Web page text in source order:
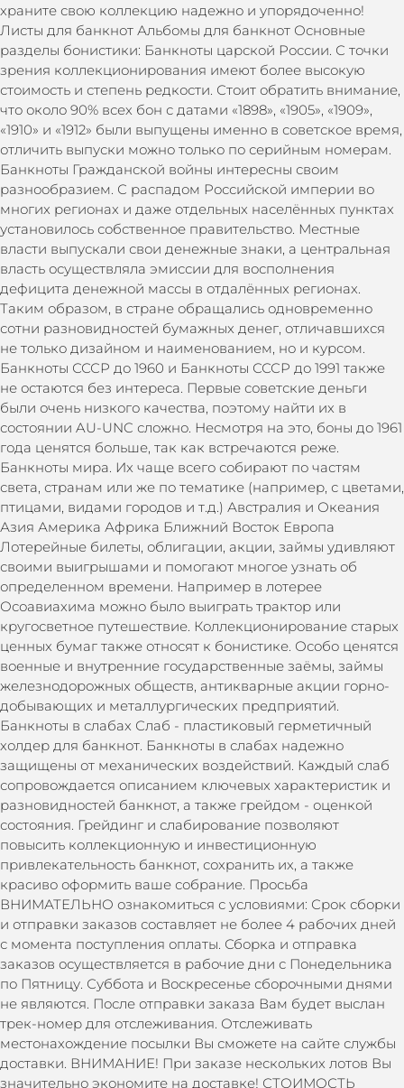
храните свою коллекцию надежно и упорядоченно!
Листы для банкнот Альбомы для банкнот Основные
разделы бонистики: Банкноты царской России. С точки
зрения коллекционирования имеют более высокую
стоимость и степень редкости. Стоит обратить внимание,
что около 90% всех бон с датами «1898», «1905», «1909»,
«1910» и «1912» были выпущены именно в советское время,
отличить выпуски можно только по серийным номерам.
Банкноты Гражданской войны интересны своим
разнообразием. С распадом Российской империи во
многих регионах и даже отдельных населённых пунктах
установилось собственное правительство. Местные
власти выпускали свои денежные знаки, а центральная
власть осуществляла эмиссии для восполнения
дефицита денежной массы в отдалённых регионах.
Таким образом, в стране обращались одновременно
сотни разновидностей бумажных денег, отличавшихся
не только дизайном и наименованием, но и курсом.
Банкноты СССР до 1960 и Банкноты СССР до 1991 также
не остаются без интереса. Первые советские деньги
были очень низкого качества, поэтому найти их в
состоянии AU-UNC сложно. Несмотря на это, боны до 1961
года ценятся больше, так как встречаются реже.
Банкноты мира. Их чаще всего собирают по частям
света, странам или же по тематике (например, с цветами,
птицами, видами городов и т.д.) Австралия и Океания
Азия Америка Африка Ближний Восток Европа
Лотерейные билеты, облигации, акции, займы удивляют
своими выигрышами и помогают многое узнать об
определенном времени. Например в лотерее
Осоавиахима можно было выиграть трактор или
кругосветное путешествие. Коллекционирование старых
ценных бумаг также относят к бонистике. Особо ценятся
военные и внутренние государственные заёмы, займы
железнодорожных обществ, антикварные акции горно-
добывающих и металлургических предприятий.
Банкноты в слабах Слаб - пластиковый герметичный
холдер для банкнот. Банкноты в слабах надежно
защищены от механических воздействий. Каждый слаб
сопровождается описанием ключевых характеристик и
разновидностей банкнот, а также грейдом - оценкой
состояния. Грейдинг и слабирование позволяют
повысить коллекционную и инвестиционную
привлекательность банкнот, сохранить их, а также
красиво оформить ваше собрание. Просьба
ВНИМАТЕЛЬНО ознакомиться с условиями: Срок сборки
и отправки заказов составляет не более 4 рабочих дней
с момента поступления оплаты. Сборка и отправка
заказов осуществляется в рабочие дни с Понедельника
по Пятницу. Суббота и Воскресенье сборочными днями
не являются. После отправки заказа Вам будет выслан
трек-номер для отслеживания. Отслеживать
местонахождение посылки Вы сможете на сайте службы
доставки. ВНИМАНИЕ! При заказе нескольких лотов Вы
значительно экономите на доставке! СТОИМОСТЬ